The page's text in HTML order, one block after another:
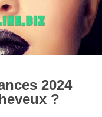
2024
?